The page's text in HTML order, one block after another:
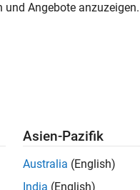
Services Legal
. Wenn Sie noch
unseres
Standort, um alle
Angebote
Asien-Pazifik
Australia (English)
India (English)